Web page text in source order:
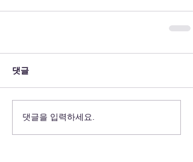
댓글
댓글을 입력하세요.